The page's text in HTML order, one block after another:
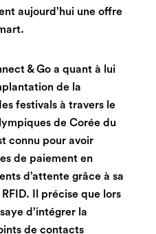
aujourd’hui une offre
& Go a quant à lui
de la
festivals à travers le
de Corée du
connu pour avoir
de paiement en
d’attente grâce à sa
Il précise que lors
d’intégrer la
de contacts